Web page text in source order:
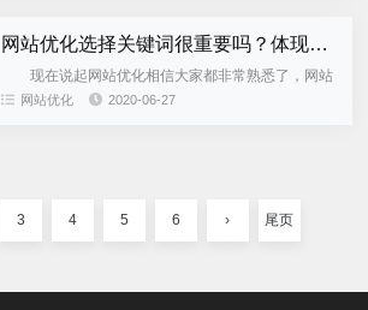
网站优化选择关键词很重要吗？体现在哪些方面？
现在说起网站优化相信大家都非常熟悉了，网站
优化不仅有利于网站的排名而且还能提高曝光量。而
网站优化 2020-06-27
3 4 5 6 › 尾页